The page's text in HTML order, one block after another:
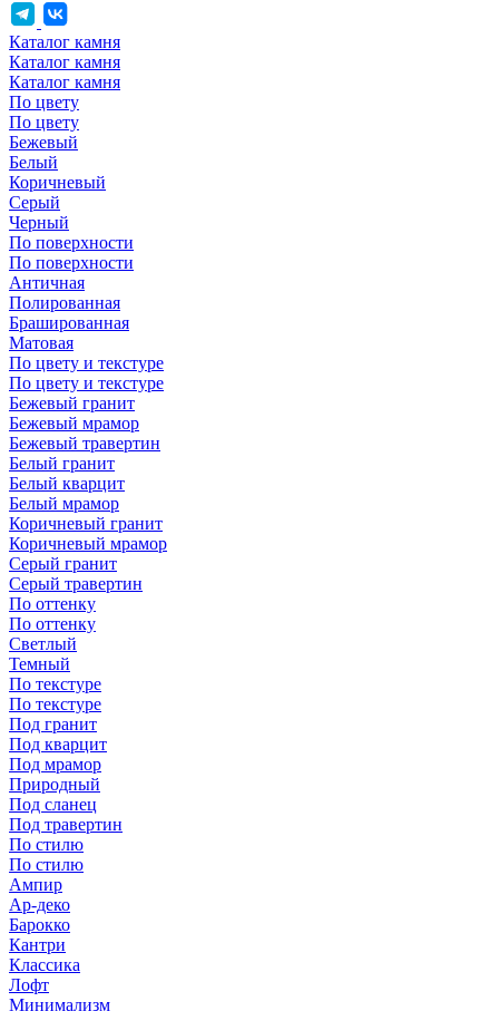
Каталог камня
Каталог камня
Каталог камня
По цвету
По цвету
Бежевый
Белый
Коричневый
Серый
Черный
По поверхности
По поверхности
Античная
Полированная
Брашированная
Матовая
По цвету и текстуре
По цвету и текстуре
Бежевый гранит
Бежевый мрамор
Бежевый травертин
Белый гранит
Белый кварцит
Белый мрамор
Коричневый гранит
Коричневый мрамор
Серый гранит
Серый травертин
По оттенку
По оттенку
Светлый
Темный
По текстуре
По текстуре
Под гранит
Под кварцит
Под мрамор
Природный
Под сланец
Под травертин
По стилю
По стилю
Ампир
Ар-деко
Барокко
Кантри
Классика
Лофт
Минимализм